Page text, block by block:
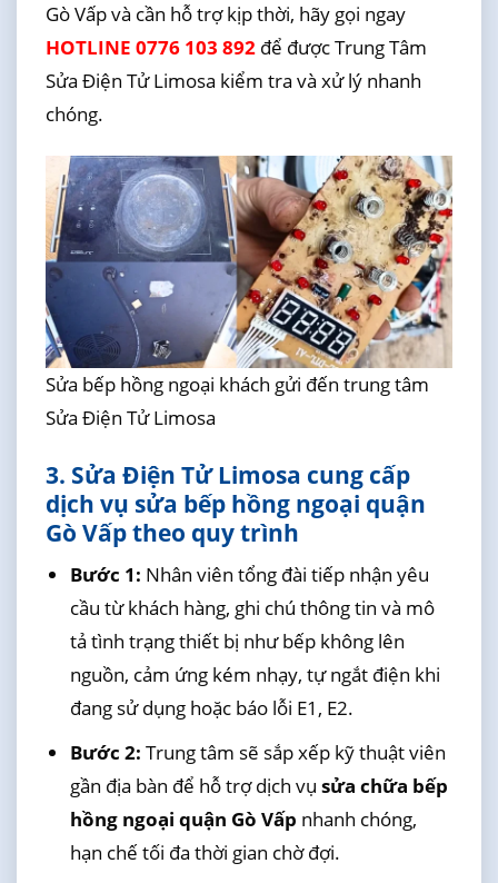
Gò Vấp và cần hỗ trợ kịp thời, hãy gọi ngay
HOTLINE 0776 103 892để được Trung Tâm
Sửa Điện Tử Limosa kiểm tra và xử lý nhanh
chóng.
Sửa bếp hồng ngoại khách gửi đến trung tâm
Sửa Điện Tử Limosa
3. Sửa Điện Tử Limosa cung cấp
dịch vụ sửa bếp hồng ngoại quận
Gò Vấp theo quy trình
Bước 1: Nhân viên tổng đài tiếp nhận yêu
cầu từ khách hàng, ghi chú thông tin và mô
tả tình trạng thiết bị như bếp không lên
nguồn, cảm ứng kém nhạy, tự ngắt điện khi
đang sử dụng hoặc báo lỗi E1, E2.
Bước 2: Trung tâm sẽ sắp xếp kỹ thuật viên
gần địa bàn để hỗ trợ dịch vụ sửa chữa bếp
hồng ngoại quận Gò Vấp nhanh chóng,
hạn chế tối đa thời gian chờ đợi.